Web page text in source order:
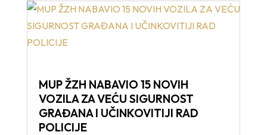
MUP ŽZH NABAVIO 15 NOVIH
VOZILA ZA VEĆU SIGURNOST
GRAĐANA I UČINKOVITIJI RAD
POLICIJE